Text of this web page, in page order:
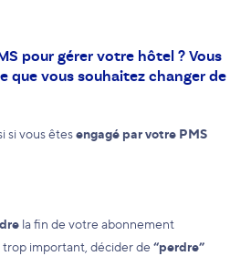
pour gérer votre hôtel ? Vous
que vous souhaitez changer de
si vous êtesengagé par votre PMS
la fin de votre abonnement
trop important, décider de “perdre”